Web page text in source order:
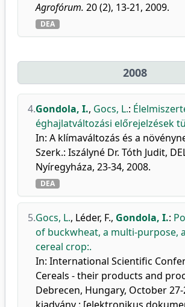
Agrofórum. 20 (2), 13-21, 2009.
DEA
2008
4.Gondola, I., Gocs, L.:
éghajlatváltozási előrejelzések
In: A klímaváltozás és a
Szerk.: Iszályné Dr. Tóth Judit,
Nyíregyháza, 23-34, 2008.
DEA
5.Gocs, L., Léder, F., Gondola, I.:
of buckwheat, a multi-purpose,
cereal crop:.
In: International Scientific
Cereals - their products and
Debrecen, Hungary, October 27-